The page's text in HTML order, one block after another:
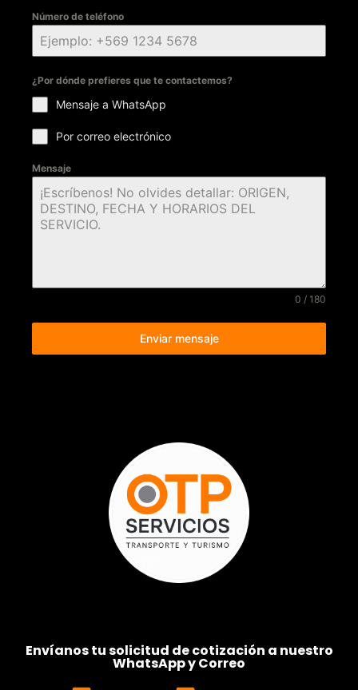
Número de teléfono
¿Por dónde prefieres que te contactemos?
Mensaje a WhatsApp
Por correo electrónico
Mensaje
0 / 180
Enviar mensaje
Envíanos tu solicitud de cotización a nuestro
WhatsApp y Correo